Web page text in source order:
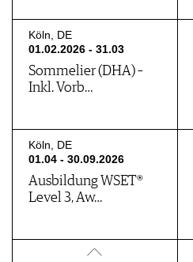
Köln, DE
01.02.2026 - 31.03
Sommelier (DHA) –
Inkl. Vorb…
Köln, DE
01.04 - 30.09.2026
Ausbildung WSET®
Level 3, Aw…
Trausdorf an…, AT